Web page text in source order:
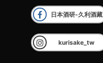
日本酒研-久利酒藏
kurisake_tw